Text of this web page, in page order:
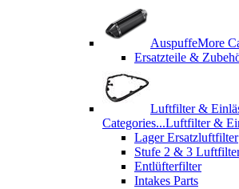
AuspuffeMore
Ersatzteile &
Luftfilter &
Categories...Luftfilter &
Lager Ersatzluftfilter
Stufe 2 & 3
Entlüfterfilter
Intakes Parts